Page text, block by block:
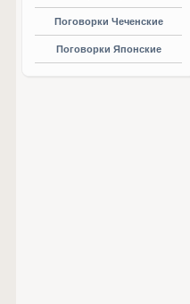
Поговорки Чеченские
Поговорки Японские